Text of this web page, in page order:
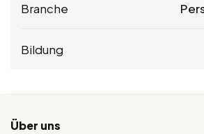
Branche
Bildung
Über uns